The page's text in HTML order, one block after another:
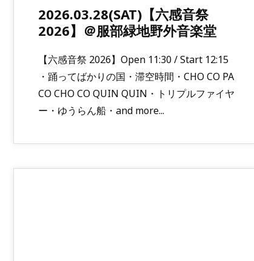
2026.03.28(SAT)【六感音祭
2026】＠服部緑地野外音楽堂
【六感音祭 2026】Open 11:30 / Start 12:15
・踊ってばかりの国・滞空時間・CHO CO PA
CO CHO CO QUIN QUIN・トリプルファイヤ
ー・ゆうらん船・and more...